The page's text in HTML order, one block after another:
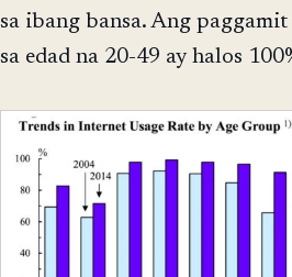
sa ibang bansa. Ang
sa edad na 20-49 ay halos